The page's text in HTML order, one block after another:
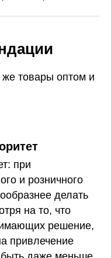
товары оптом и
при
и розничного
делать
на то, что
решение,
привлечение